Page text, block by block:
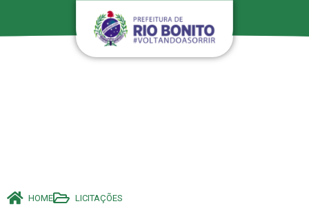
HOME LICITAÇÕES